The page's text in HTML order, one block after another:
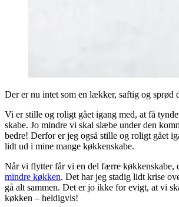
Der er nu intet som en lækker, saftig og sprød
Vi er stille og roligt gået igang med, at få
skabe. Jo mindre vi skal slæbe under den
bedre! Derfor er jeg også stille og roligt gået
lidt ud i mine mange køkkenskabe.
Når vi flytter får vi en del færre køkkenskabe,
mindre køkken. Det har jeg stadig lidt krise
gå alt sammen. Det er jo ikke for evigt, at vi
køkken – heldigvis!